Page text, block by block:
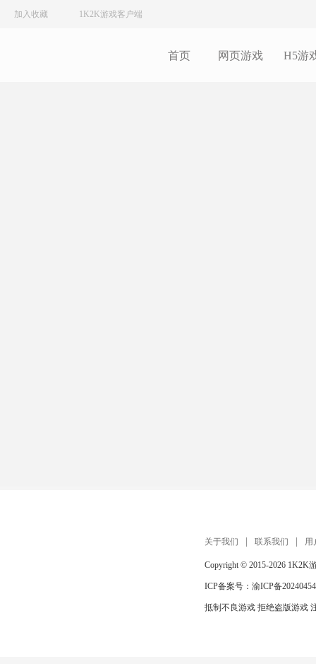
加入收藏 1K2K游戏客户端
首页 网页游戏 H5游
关于我们 联系我们 用
Copyright © 2015-2026 1K2K
ICP备案号： 渝ICP备
抵制不良游戏 拒绝盗版游戏